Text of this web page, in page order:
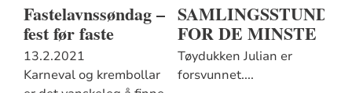
Fastelavnssøndag –
fest før faste
13.2.2021
Karneval og krembollar
SAMLINGSSTUND
FOR DE MINSTE
Tøydukken Julian er
forsvunnet....